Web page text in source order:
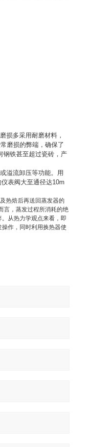
损多采用耐磨材料，
磨损的弊端，确保了
钢铁甚至超过瓷砖，产
溢流卸压等功能。用
表阀大至通径达10m
热焙后再送回蒸发器的
言，蒸发过程所消耗的绝
从热力学观点来看，即
作，同时利用换热器使